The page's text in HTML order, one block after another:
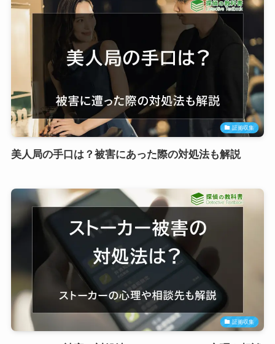
証拠収集
美人局の手口は？被害にあった際の対処法も解説
証拠収集